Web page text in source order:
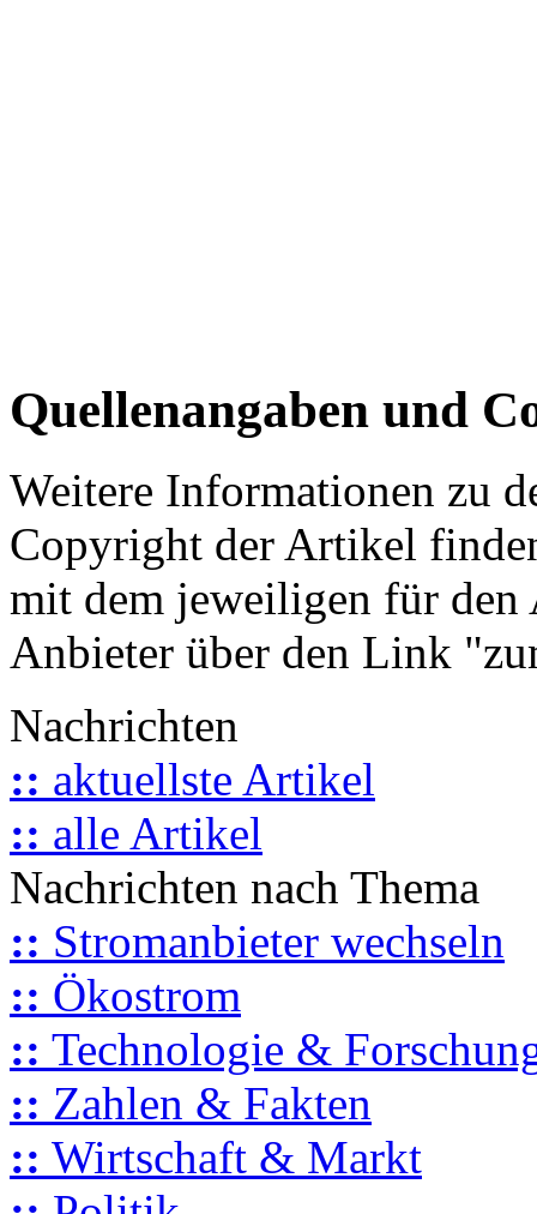
Quellenangaben und
Weitere Informationen zu
Copyright der Artikel
mit dem jeweiligen für
Anbieter über den Link
Nachrichten
:: aktuellste Artikel
:: alle Artikel
Nachrichten nach Thema
:: Stromanbieter wechseln
:: Ökostrom
:: Technologie &
:: Zahlen & Fakten
:: Wirtschaft & Markt